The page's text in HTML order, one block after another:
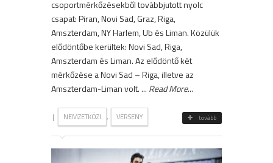
csoportmérkőzésekből továbbjutott nyolc
csapat: Piran, Novi Sad, Graz, Riga,
Amszterdam, NY Harlem, Ub és Liman. Közülük
elődöntőbe kerültek: Novi Sad, Riga,
Amszterdam és Liman. Az elődöntő két
mérkőzése a Novi Sad – Riga, illetve az
Amszterdam-Liman volt. ... Read More...
| NEMZETKÖZI , VERSENY tovább